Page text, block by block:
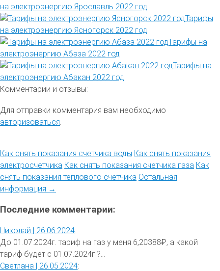
на электроэнергию Ярославль 2022 год
Тарифы
на электроэнергию Ясногорск 2022 год
Тарифы на
электроэнергию Абаза 2022 год
Тарифы на
электроэнергию Абакан 2022 год
Комментарии и отзывы:
Для отправки комментария вам необходимо
авторизоваться
Как снять показания счетчика воды Как снять показания
электросчетчика Как снять показания счетчика газа Как
снять показания теплового счетчика Остальная
информация →
Последние комментарии:
Николай | 26.06.2024:
До 01.07.2024г. тариф на газ у меня 6,20388₽, а какой
тариф будет с 01.07.2024г.?...
Светлана | 26.05.2024: